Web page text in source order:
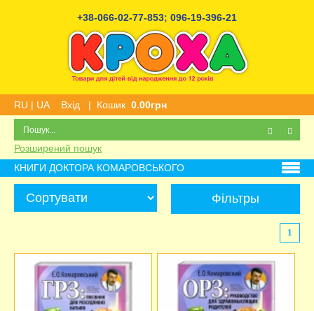
+38-066-02-77-853; 096-19-396-21
RU | UA Вхід | Кошик 0.00грн
Розширений пошук
КНИГИ ДОКТОРА КОМАРОВСЬКОГО
Фільтры
1